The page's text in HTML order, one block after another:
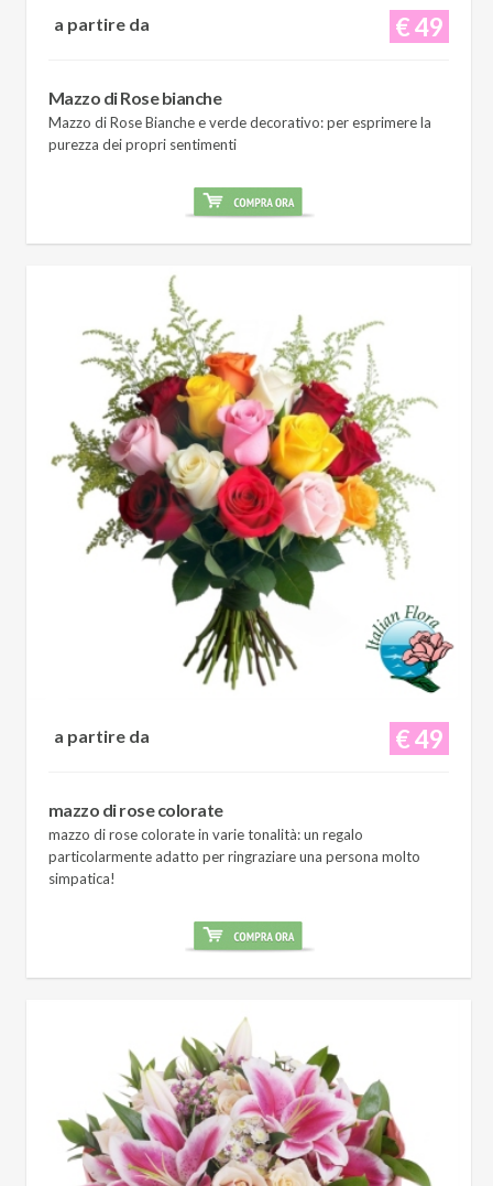
€ 49
a partire da
Mazzo di Rose bianche
Mazzo di Rose Bianche e verde decorativo: per esprimere la
purezza dei propri sentimenti
€ 49
a partire da
mazzo di rose colorate
mazzo di rose colorate in varie tonalità: un regalo
particolarmente adatto per ringraziare una persona molto
simpatica!